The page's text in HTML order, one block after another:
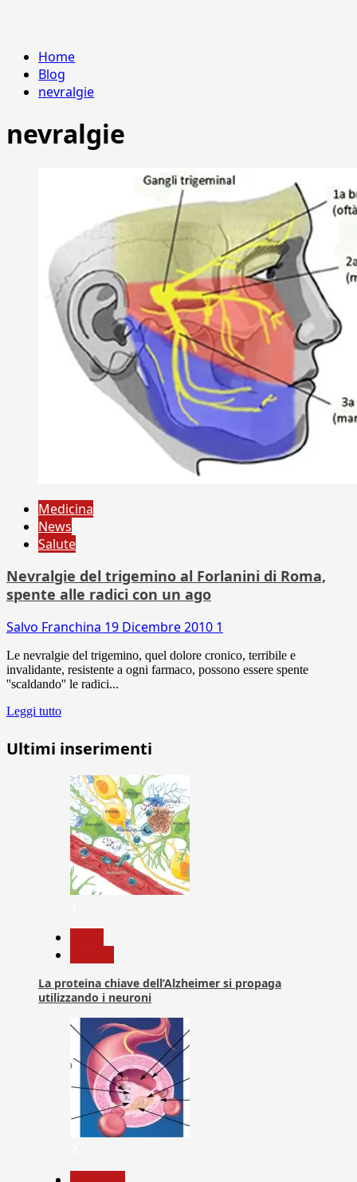
Home
Blog
nevralgie
nevralgie
Medicina
News
Salute
Nevralgie del trigemino al Forlanini di Roma,
spente alle radici con un ago
Salvo Franchina 19 Dicembre 2010 1
Le nevralgie del trigemino, quel dolore cronico, terribile e
invalidante, resistente a ogni farmaco, possono essere spente
''scaldando'' le radici...
Leggi tutto
Ultimi inserimenti
La proteina chiave dell’Alzheimer si propaga
utilizzando i neuroni